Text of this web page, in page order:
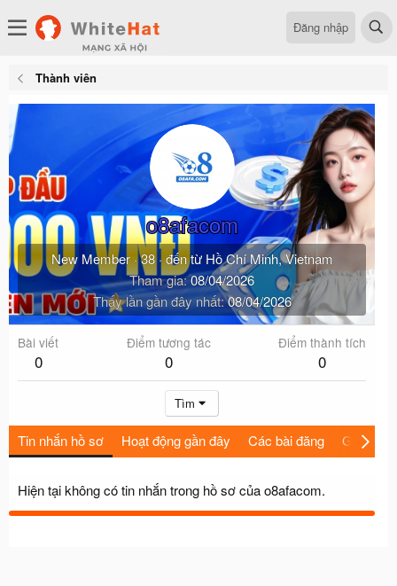
Đăng nhập
Thành viên
o8afacom
New Member·38·đến từ Hồ Chí Minh, Vietnam
Tham gia 08/04/2026
Thấy lần gần đây nhất 08/04/2026
Bài viết
0
Điểm tương tác
0
Điểm thành tích
0
Tìm
Tin nhắn hồ sơ Hoạt động gần đây Các bài đăng Giới thiệu
Hiện tại không có tin nhắn trong hồ sơ của o8afacom.